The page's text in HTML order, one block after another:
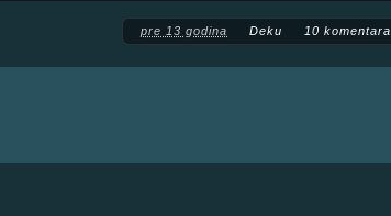
pre 13 godina Deku 10 komentara